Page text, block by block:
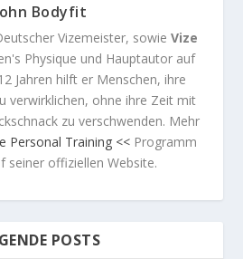
Bodyfit
Vizemeister, sowie Vize
Physique und Hauptautor auf
Jahren hilft er Menschen, ihre
verwirklichen, ohne ihre Zeit mit
zu verschwenden. Mehr
Personal Training <<Programm
seiner offiziellen Website.
POSTS